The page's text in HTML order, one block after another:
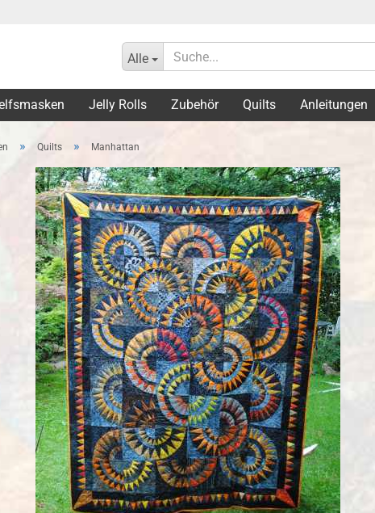
Alle
Jelly Rolls Zubehör Quilts Anleitungen
» Quilts » Manhattan